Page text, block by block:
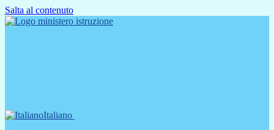
Salta al contenuto
Italiano